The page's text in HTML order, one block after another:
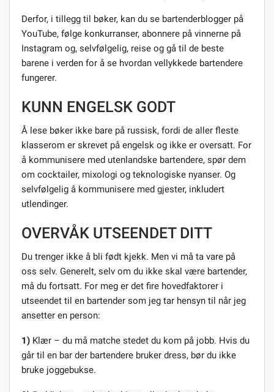
Derfor, i tillegg til bøker, kan du se bartenderblogger på
YouTube, følge konkurranser, abonnere på vinnerne på
Instagram og, selvfølgelig, reise og gå til de beste
barene i verden for å se hvordan vellykkede bartendere
fungerer.
KUNN ENGELSK GODT
Å lese bøker ikke bare på russisk, fordi de aller fleste
klasserom er skrevet på engelsk og ikke er oversatt. For
å kommunisere med utenlandske bartendere, spør dem
om cocktailer, mixologi og teknologiske nyanser. Og
selvfølgelig å kommunisere med gjester, inkludert
utlendinger.
OVERVÅK UTSEENDET DITT
Du trenger ikke å bli født kjekk. Men vi må ta vare på
oss selv. Generelt, selv om du ikke skal være bartender,
må du fortsatt. For meg er det fire hovedfaktorer i
utseendet til en bartender som jeg tar hensyn til når jeg
ansetter en person:
1) Klær – du må matche stedet du kom på jobb. Hvis du
går til en bar der bartendere bruker dress, bør du ikke
bruke joggebukse.